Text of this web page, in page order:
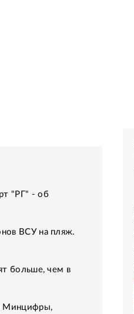
"РГ" - об
ВСУ на пляж.
больше, чем в
Минцифры,